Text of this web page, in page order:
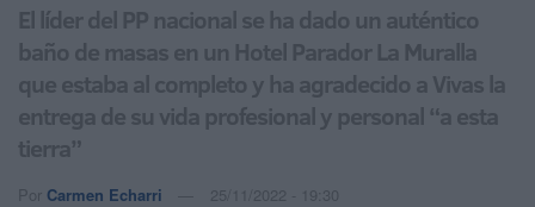
El líder del PP nacional se ha dado un auténtico
baño de masas en un Hotel Parador La Muralla
que estaba al completo y ha agradecido a Vivas la
entrega de su vida profesional y personal “a esta
tierra”
Por Carmen Echarri 25/11/2022 - 19:30